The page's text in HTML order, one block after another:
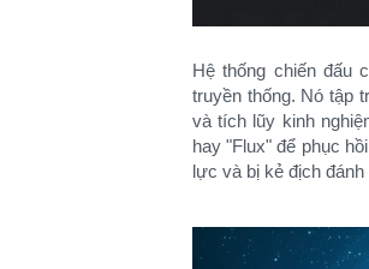
Hệ thống chiến đấu
truyền thống. Nó tập
và tích lũy kinh
hay "Flux" để phục
lực và bị kẻ địch